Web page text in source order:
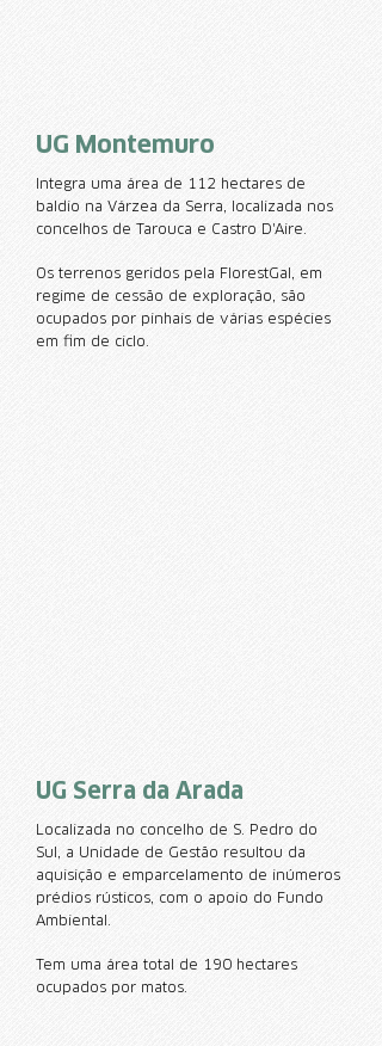
UG Montemuro
Integra uma área de 112 hectares de
baldio na Várzea da Serra, localizada nos
concelhos de Tarouca e Castro D'Aire.
Os terrenos geridos pela FlorestGal, em
regime de cessão de exploração, são
ocupados por pinhais de várias espécies
em fim de ciclo.
UG Serra da Arada
Localizada no concelho de S. Pedro do
Sul, a Unidade de Gestão resultou da
aquisição e emparcelamento de inúmeros
prédios rústicos, com o apoio do Fundo
Ambiental.
Tem uma área total de 190 hectares
ocupados por matos.